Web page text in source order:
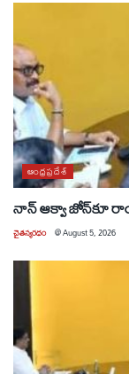
ఆంధ్రప్రదేశ్
నాన్ ఆక్వా జోన్‌కూ
చైతన్యరధం @August 5, 2026